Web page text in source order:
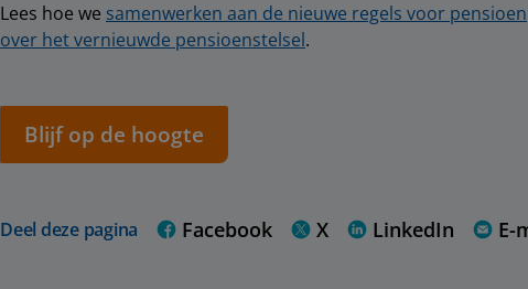
Lees hoe we samenwerken aan de nieuwe regels voor pensioen
over het vernieuwde pensioenstelsel.
Blijf op de hoogte
Deel deze pagina Facebook X LinkedIn E-